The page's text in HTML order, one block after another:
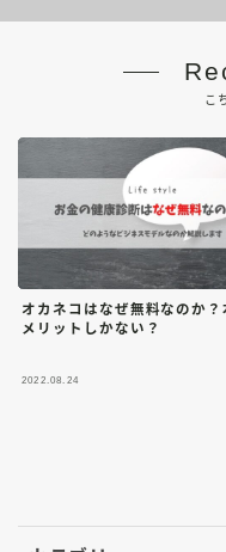
こ
オカネコはなぜ無料なのか？
メリットしかない？
2022.08.24